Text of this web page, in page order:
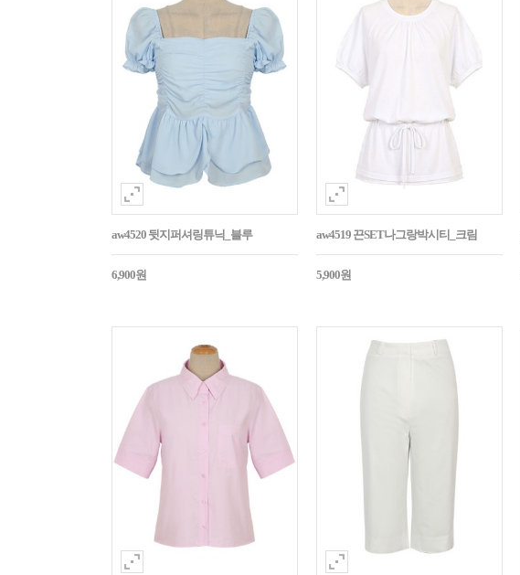
aw4520 뒷지퍼셔링튜닉_블루
6,900원
aw4519 끈SET나그랑박시티_크림
5,900원